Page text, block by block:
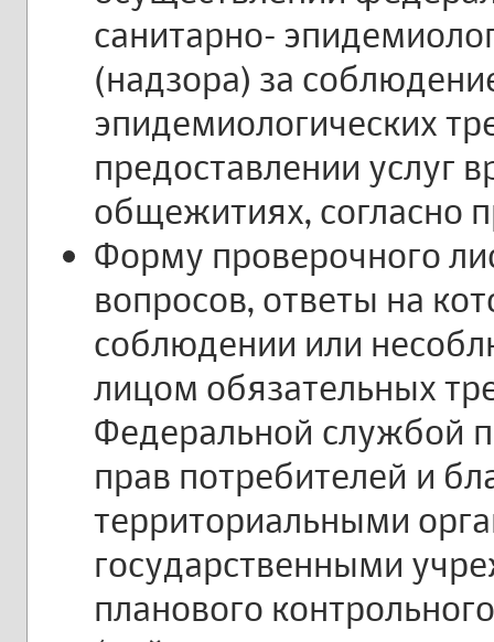
санитарно-
(надзора) за
эпидемиологических
предоставлении услуг
общежитиях, согласно
Форму проверочного
вопросов, ответы на
соблюдении или
лицом обязательных
Федеральной службой
прав потребителей и
территориальными
государственными
планового